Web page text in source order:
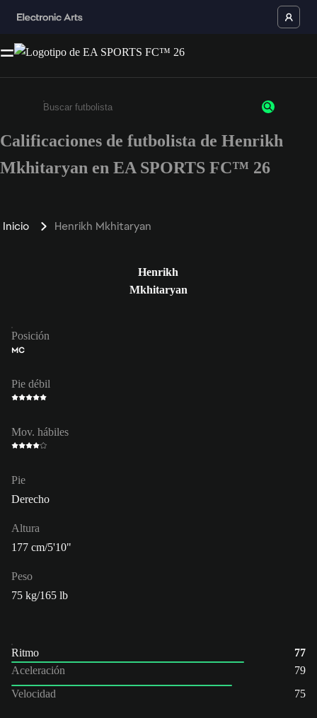
Ingresa un mínimo de 3 caracteres o números
Calificaciones de futbolista de Henrikh
Mkhitaryan en EA SPORTS FC™ 26
Inicio Henrikh Mkhitaryan
Henrikh
Mkhitaryan
Posición
MC
Pie débil
Mov. hábiles
Pie
Derecho
Altura
177 cm/5'10"
Peso
75 kg/165 lb
Ritmo
77
Aceleración
79
Velocidad
75